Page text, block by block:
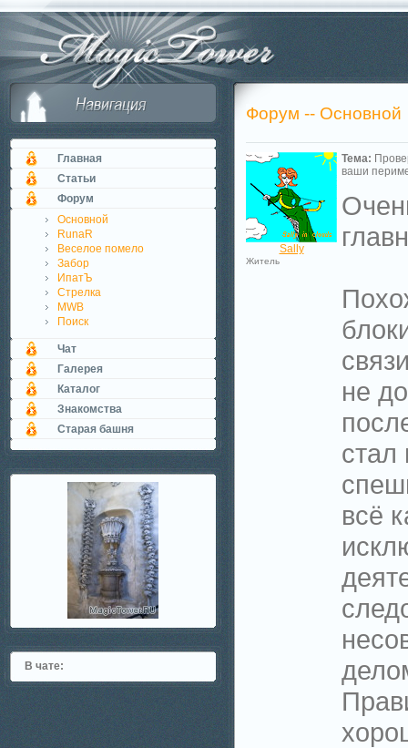
Главная
Статьи
Форум
Основной
RunaR
Веселое помело
Забор
ИпатЪ
Стрелка
MWB
Поиск
Чат
Галерея
Каталог
Знакомства
Старая башня
В чате:
Форум -- Основной
Sally
Житель
Тема:
ваши
не
стал
всё